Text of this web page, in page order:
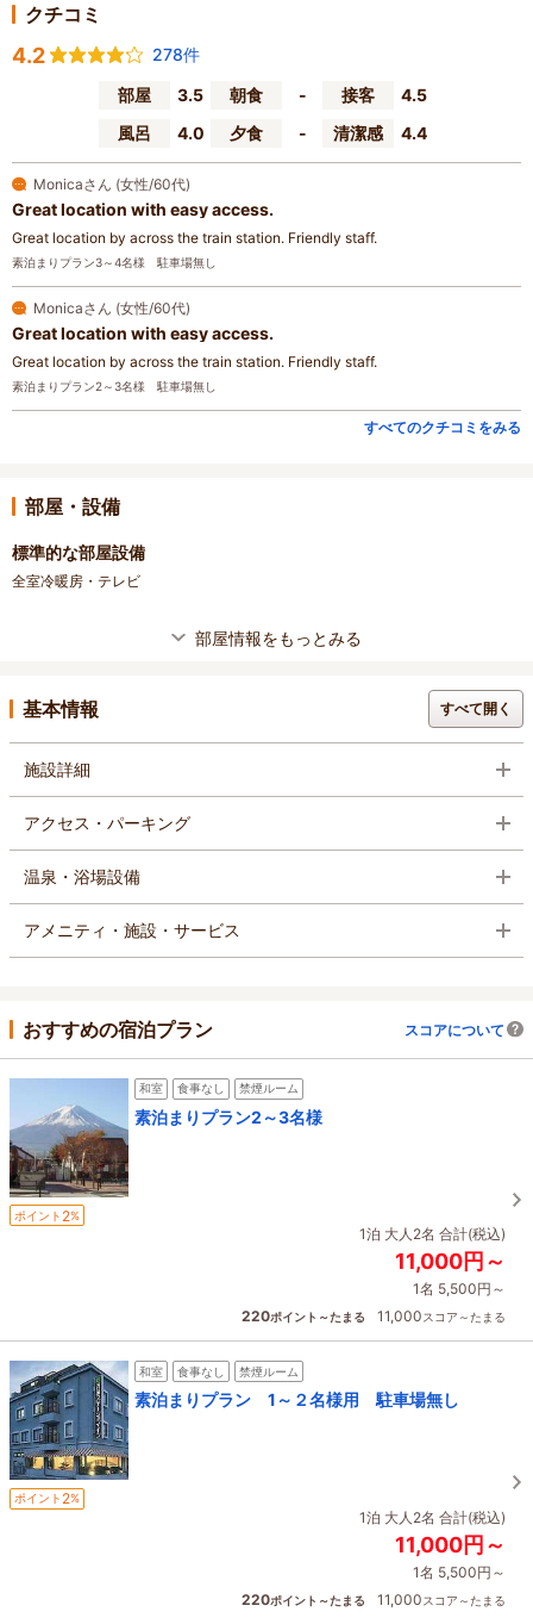
クチコミ
4.2
278件
部屋
3.5 朝食 - 接客
4.5
風呂
4.0 夕食 - 清潔感 4.4
Monicaさん (女性/60代)
Great location with easy access.
Great location by across the train station. Friendly staff.
素泊まりプラン3～4名様 駐車場無し
Monicaさん (女性/60代)
Great location with easy access.
Great location by across the train station. Friendly staff.
素泊まりプラン2～3名様 駐車場無し
すべてのクチコミをみる
部屋・設備
標準的な部屋設備
全室冷暖房・テレビ
部屋情報をもっとみる
基本情報 すべて開く
施設詳細
アクセス・パーキング
温泉・浴場設備
アメニティ・施設・サービス
おすすめの宿泊プラン スコアについて
和室 食事なし 禁煙ルーム
素泊まりプラン2～3名様
ポイント 2%
1泊 大人2名 合計(税込)
11,000円～
1名 5,500円～
220ポイント～たまる 11,000スコア～たまる
和室 食事なし 禁煙ルーム
素泊まりプラン 1～２名様用 駐車場無し
ポイント 2%
1泊 大人2名 合計(税込)
11,000円～
1名 5,500円～
220ポイント～たまる 11,000スコア～たまる